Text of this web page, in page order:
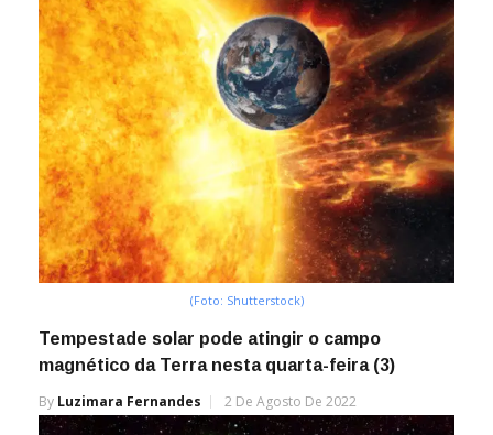
(Foto: Shutterstock)
Tempestade solar pode atingir o campo
magnético da Terra nesta quarta-feira (3)
By Luzimara Fernandes 2 De Agosto De 2022